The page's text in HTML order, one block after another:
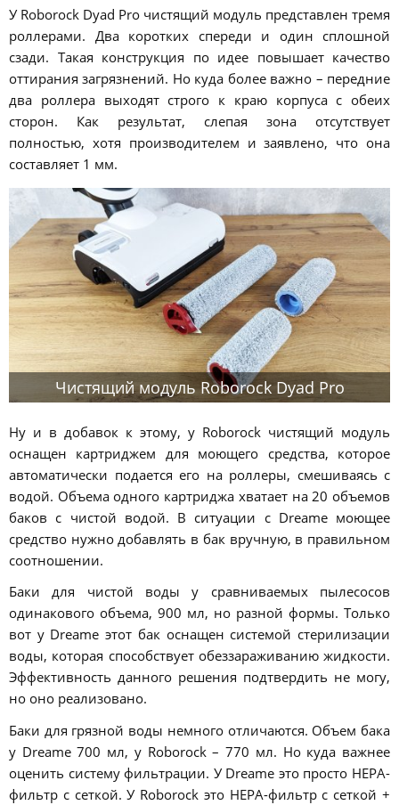
У Roborock Dyad Pro чистящий модуль представлен тремя
роллерами. Два коротких спереди и один сплошной
сзади. Такая конструкция по идее повышает качество
оттирания загрязнений. Но куда более важно – передние
два роллера выходят строго к краю корпуса с обеих
сторон. Как результат, слепая зона отсутствует
полностью, хотя производителем и заявлено, что она
составляет 1 мм.
Чистящий модуль Roborock Dyad Pro
Ну и в добавок к этому, у Roborock чистящий модуль
оснащен картриджем для моющего средства, которое
автоматически подается его на роллеры, смешиваясь с
водой. Объема одного картриджа хватает на 20 объемов
баков с чистой водой. В ситуации с Dreame моющее
средство нужно добавлять в бак вручную, в правильном
соотношении.
Баки для чистой воды у сравниваемых пылесосов
одинакового объема, 900 мл, но разной формы. Только
вот у Dreame этот бак оснащен системой стерилизации
воды, которая способствует обеззараживанию жидкости.
Эффективность данного решения подтвердить не могу,
но оно реализовано.
Баки для грязной воды немного отличаются. Объем бака
у Dreame 700 мл, у Roborock – 770 мл. Но куда важнее
оценить систему фильтрации. У Dreame это просто HEPA-
фильтр с сеткой. У Roborock это HEPA-фильтр с сеткой +